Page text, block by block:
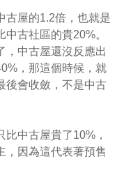
古屋的1.2倍，也就是
古社區的貴20%。
，中古屋還沒反應出
，那這個時候，就
後會收斂，不是中古
中古屋貴了10%，
，因為這代表著預售